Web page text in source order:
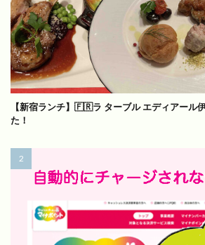
【新宿ランチ】🇫🇷ラ ターブル エディアール
た！